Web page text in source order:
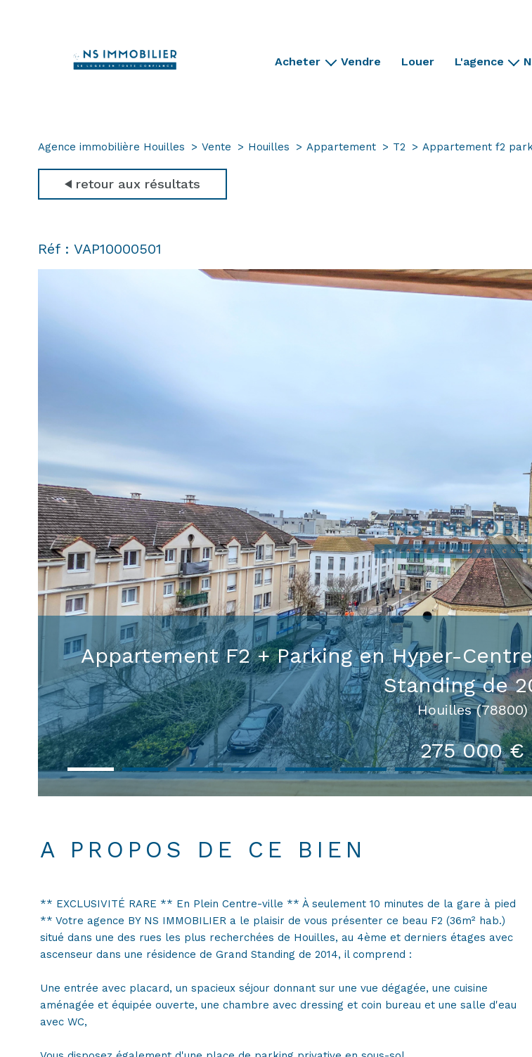
acheter
Biens Vendus
vendre louer l'agence
Agence immobilière Houilles Vente Houilles Appartement T2 Appartement f2
retour aux résultats
Réf : VAP10000501
Appartement F2 + Parking en Hyper-
Standing de
Houilles (78800)
275 000 €
A PROPOS DE CE BIEN
** EXCLUSIVITÉ RARE ** En Plein Centre-ville ** À seulement 10 minutes de la gare à pied
** Votre agence BY NS IMMOBILIER a le plaisir de vous présenter ce beau F2 (36m² hab.)
situé dans une des rues les plus recherchées de Houilles, au 4ème et derniers étages avec
ascenseur dans une résidence de Grand Standing de 2014, il comprend :
Une entrée avec placard, un spacieux séjour donnant sur une vue dégagée, une cuisine
aménagée et équipée ouverte, une chambre avec dressing et coin bureau et une salle d'eau
avec WC,